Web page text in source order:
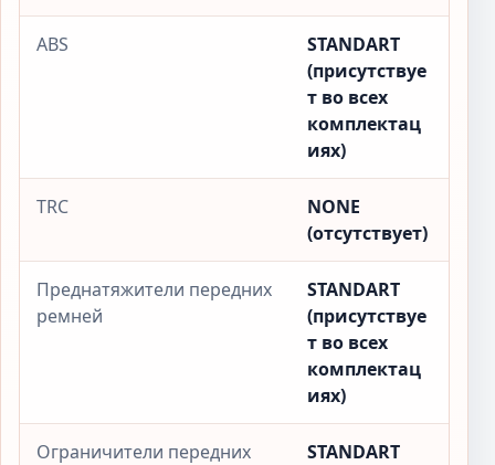
ABS
STANDART
(присутствуе
т во всех
комплектац
иях)
TRC
NONE
(отсутствует)
Преднатяжители передних
ремней
STANDART
(присутствуе
т во всех
комплектац
иях)
Ограничители передних
STANDART